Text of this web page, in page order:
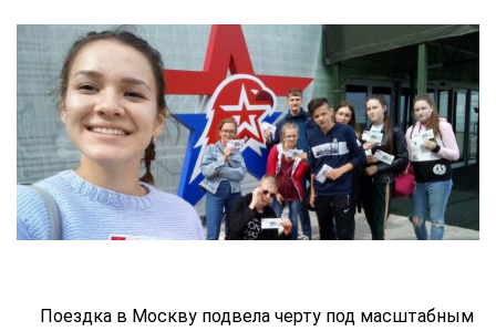
Поездка в Москву подвела черту под масштабным